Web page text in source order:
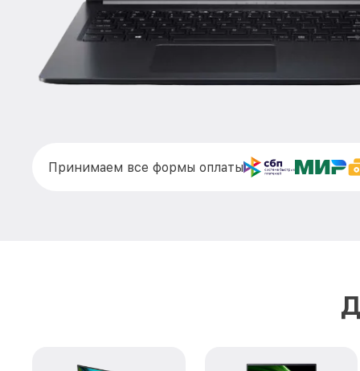
Принимаем все формы оплаты